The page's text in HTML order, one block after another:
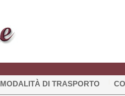
MODALITÀ DI TRASPORTO